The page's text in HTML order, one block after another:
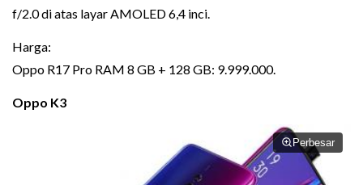
f/2.0 di atas layar AMOLED 6,4 inci.
Harga:
Oppo R17 Pro RAM 8 GB + 128 GB: 9.999.000.
Oppo K3
Perbesar